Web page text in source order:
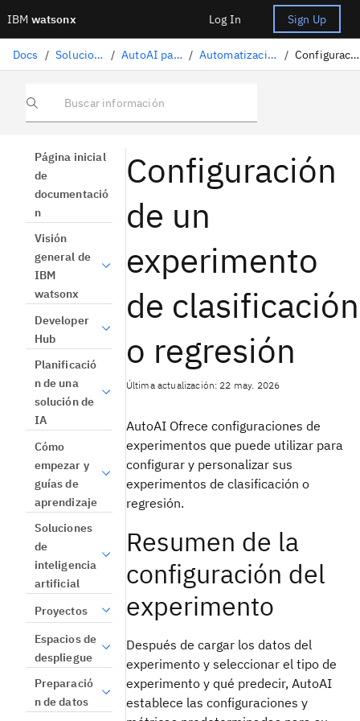
IBM watsonx Log In Sign Up
Docs / Soluciones de ciencia de datos / AutoAI para el aprendizaje automático / Automatización de un experimento de aprendizaje automático / Configuración de valores de experimento
Buscar información
Página inicial
de
documentació
n
Visión
general de
IBM
watsonx
Developer
Hub
Planificació
n de una
solución de
IA
Cómo
empezar y
guías de
aprendizaje
Soluciones
de
inteligencia
artificial
Proyectos
Espacios de
despliegue
Preparació
n de datos
Configuración
de un
experimento
de clasificación
o regresión
Última actualización: 22 may. 2026
AutoAI Ofrece configuraciones de
experimentos que puede utilizar para
configurar y personalizar sus
experimentos de clasificación o
regresión.
Resumen de la
configuración del
experimento
Después de cargar los datos del
experimento y seleccionar el tipo de
experimento y qué predecir, AutoAI
establece las configuraciones y